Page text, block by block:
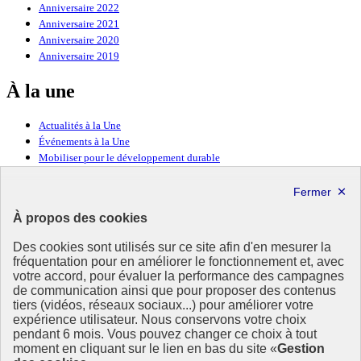
À propos des cookies
Des cookies sont utilisés sur ce site afin d'en mesurer la
fréquentation pour en améliorer le fonctionnement et, avec
votre accord, pour évaluer la performance des campagnes
de communication ainsi que pour proposer des contenus
tiers (vidéos, réseaux sociaux...) pour améliorer votre
expérience utilisateur. Nous conservons votre choix
pendant 6 mois. Vous pouvez changer ce choix à tout
moment en cliquant sur le lien en bas du site «Gestion
Anniversaire 2022
Anniversaire 2021
Anniversaire 2020
Anniversaire 2019
À la une
Actualités à la Une
Événements à la Une
Mobiliser pour le développement durable
Ressources
Ressources
La Méth’ODD
Gouvernement
Ce site propose l’information de référence concernant l’Agenda
2030 et la feuille de route de la France. Il valorise la mobilisation de